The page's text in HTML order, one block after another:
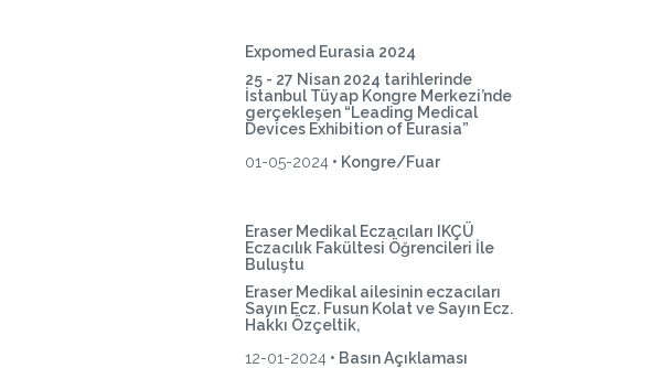
Expomed Eurasia 2024
25 - 27 Nisan 2024 tarihlerinde
İstanbul Tüyap Kongre Merkezi’nde
gerçekleşen “Leading Medical
Devices Exhibition of Eurasia”
01-05-2024 • Kongre/Fuar
Eraser Medikal Eczacıları IKÇÜ
Eczacılık Fakültesi Öğrencileri İle
Buluştu
Eraser Medikal ailesinin eczacıları
Sayın Ecz. Fusun Kolat ve Sayın Ecz.
Hakkı Özçeltik,
12-01-2024 • Basın Açıklaması